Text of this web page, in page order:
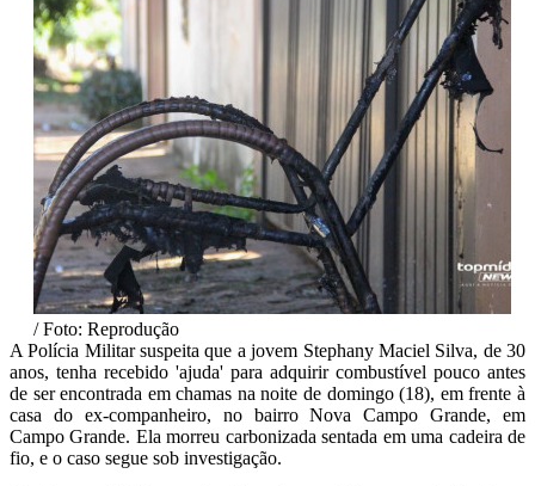
/ Foto: Reprodução
A Polícia Militar suspeita que a jovem Stephany Maciel Silva, de 30
anos, tenha recebido 'ajuda' para adquirir combustível pouco antes
de ser encontrada em chamas na noite de domingo (18), em frente à
casa do ex-companheiro, no bairro Nova Campo Grande, em
Campo Grande. Ela morreu carbonizada sentada em uma cadeira de
fio, e o caso segue sob investigação.